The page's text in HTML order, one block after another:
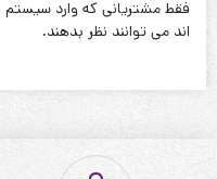
نحوه شستشو:با آب 40 درجه و بدون استفاده از مایعات سفیدکننده
فقط مشتریانی که وارد سیستم
اند می توانند نظر بدهند.